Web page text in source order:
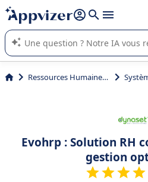
répondre (plusieurs lignes avec
L'IA de Appvizer vous guide dans
logiciel SaaS en entreprise.
Ressources Humaines (RH)
Evohrp : Solution RH
gestion